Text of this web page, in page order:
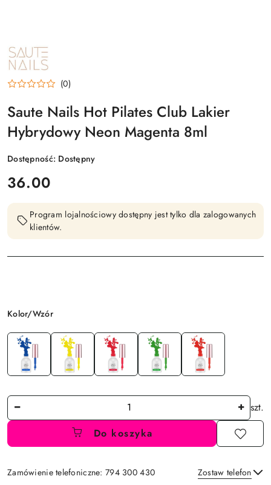
NAZWA
PRODUCENTA:
SAUTE
NAILS
(0)
Saute Nails Hot Pilates Club Lakier
Hybrydowy Neon Magenta 8ml
Dostępność: Dostępny
cena:
36.00
Program lojalnościowy dostępny jest tylko dla zalogowanych
klientów.
Wariant
Kolor/Wzór
Ilość
szt.
Do koszyka
Zamówienie telefoniczne: 794 300 430 Zostaw telefon